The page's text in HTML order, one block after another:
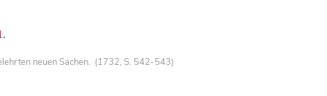
neuen Sachen. (1732, S. 542-543)